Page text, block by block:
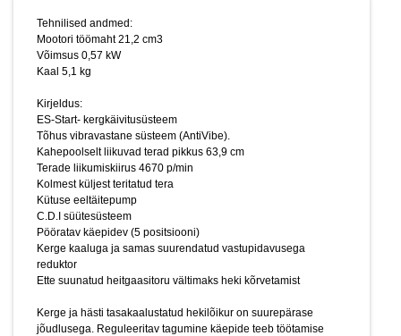
2-aastane ettevõtte garantii ja 5-aastane tarbijagarantii!
Tehnilised andmed:
Mootori töömaht 21,2 cm3
Võimsus 0,57 kW
Kaal 5,1 kg
Kirjeldus:
ES-Start- kergkäivitusüsteem
Tõhus vibravastane süsteem (AntiVibe).
Kahepoolselt liikuvad terad pikkus 63,9 cm
Terade liikumiskiirus 4670 p/min
Kolmest küljest teritatud tera
Kütuse eeltäitepump
C.D.I süütesüsteem
Pööratav käepidev (5 positsiooni)
Kerge kaaluga ja samas suurendatud vastupidavusega
reduktor
Ette suunatud heitgaasitoru vältimaks heki kõrvetamist
Kerge ja hästi tasakaalustatud hekilõikur on suurepärase
jõudlusega. Reguleeritav tagumine käepide teeb töötamise